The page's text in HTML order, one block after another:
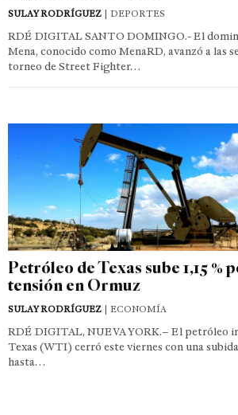
SULAY RODRÍGUEZ| DEPORTES
RDÉ DIGITAL SANTO DOMINGO.- El
Mena, conocido como MenaRD, avanzó a las
torneo de Street Fighter…
Petróleo de Texas sube 1,15 %
tensión en Ormuz
SULAY RODRÍGUEZ| ECONOMÍA
RDÉ DIGITAL, NUEVA YORK.– El petróleo
Texas (WTI) cerró este viernes con una subida
hasta…